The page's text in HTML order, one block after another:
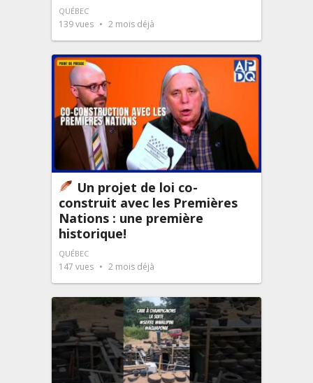
QUÉBEC
139vues 2 mois déjà
Un projet de loi co-
construit avec les Premières
Nations : une première
historique!
QUÉBEC
147 vues 2 mois déjà